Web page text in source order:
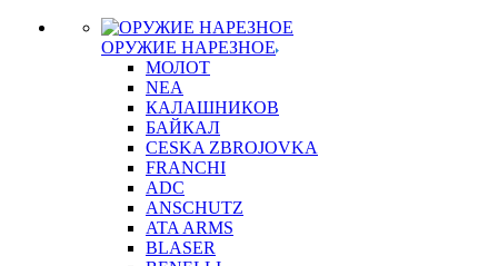
ОРУЖИЕ НАРЕЗНОЕ
МОЛОТ
NEA
КАЛАШНИКОВ
БАЙКАЛ
CESKA ZBROJOVKA
FRANCHI
ADC
ANSCHUTZ
ATA ARMS
BLASER